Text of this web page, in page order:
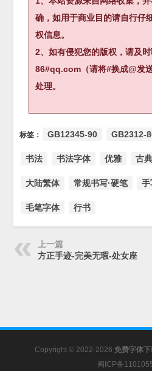
确，如用于商业目的请自行仔
权信息。
2、如有侵犯您的版权，请及
86#qq.com（请将#换成@发
处理。
标签： GB12345-90 GB2312-
书法 书法字体 优雅 古典
大陆繁体 常规书写·硬笔 手
毛笔字体 行书
上一篇
方正手迹-完美无瑕-处女座
Copyright © 2022-2026 免费字体
闽ICP备